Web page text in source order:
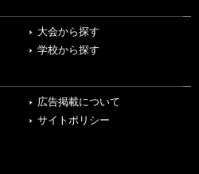
大会から探す
学校から探す
広告掲載について
サイトポリシー